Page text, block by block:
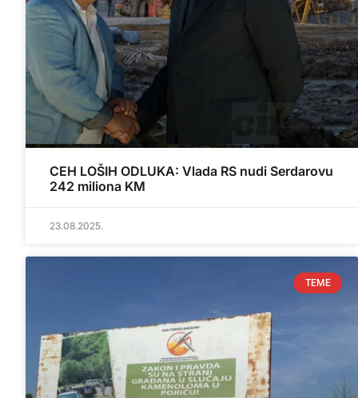
CEH LOŠIH ODLUKA: Vlada RS nudi Serdarovu
242 miliona KM
23.08.2025.
TEME